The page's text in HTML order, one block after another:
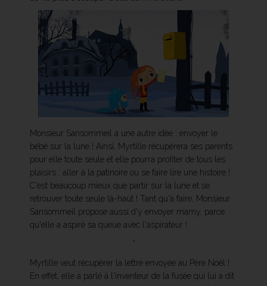
Monsieur Sansommeil a une autre idée : envoyer le
bébé sur la lune ! Ainsi, Myrtille récupérera ses parents
pour elle toute seule et elle pourra profiter de tous les
plaisirs : aller à la patinoire ou se faire lire une histoire !
C'est beaucoup mieux que partir sur la lune et se
retrouver toute seule là-haut ! Tant qu'à faire, Monsieur
Sansommeil propose aussi d'y envoyer mamy, parce
qu'elle a aspiré sa queue avec l'aspirateur !
*
Myrtille veut récupérer la lettre envoyée au Père Noël !
En effet, elle a parlé à l'inventeur de la fusée qui lui a dit